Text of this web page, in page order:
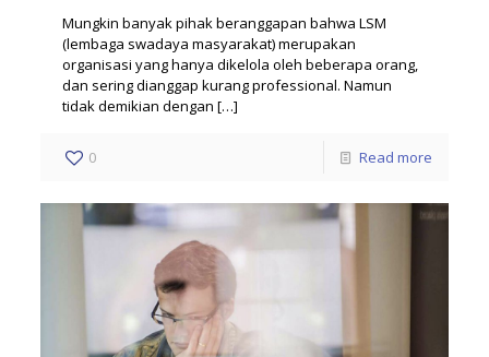
Mungkin banyak pihak beranggapan bahwa LSM
(lembaga swadaya masyarakat) merupakan
organisasi yang hanya dikelola oleh beberapa orang,
dan sering dianggap kurang professional. Namun
tidak demikian dengan […]
0 Read more